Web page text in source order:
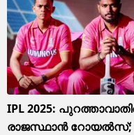
IPL 2025:
രാജസ്ഥാൻ റോയൽസ്;